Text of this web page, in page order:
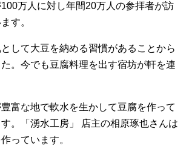
万人に対し年間20万人の参拝者が訪
す。
して大豆を納める習慣があることから
。今でも豆腐料理を出す宿坊が軒を連
富な地で軟水を生かして豆腐を作って
。「湧水工房」 店主の相原琢也さんは
っています。